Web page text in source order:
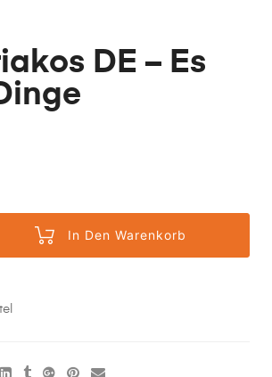
DE – Es
In Den Warenkorb